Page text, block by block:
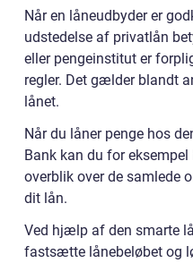
Når en låneudbyder er
udstedelse af privatlån
eller pengeinstitut er
regler. Det gælder blandt
lånet.
Når du låner penge hos
Bank kan du for
overblik over de samlede
dit lån.
Ved hjælp af den smarte
fastsætte lånebeløbet og